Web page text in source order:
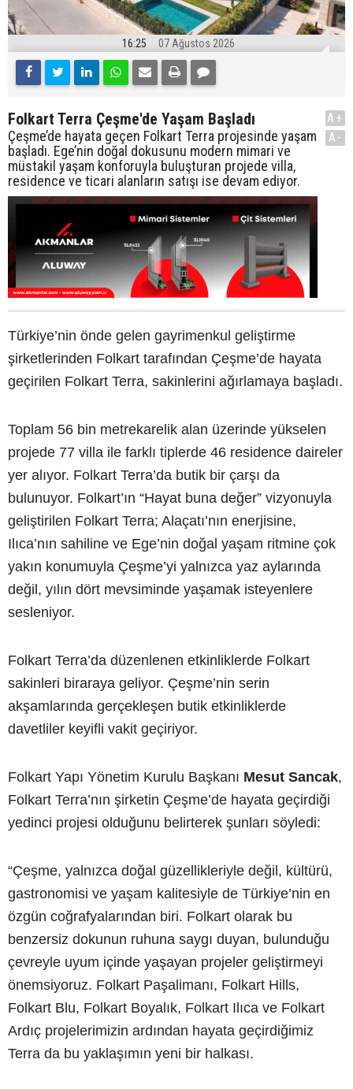
16:25 07 Ağustos 2026
Folkart Terra Çeşme'de Yaşam Başladı
Çeşme’de hayata geçen Folkart Terra projesinde yaşam
başladı. Ege’nin doğal dokusunu modern mimari ve
müstakil yaşam konforuyla buluşturan projede villa,
residence ve ticari alanların satışı ise devam ediyor.
A+
A-
Türkiye’nin önde gelen gayrimenkul geliştirme
şirketlerinden Folkart tarafından Çeşme’de hayata
geçirilen Folkart Terra, sakinlerini ağırlamaya başladı.
Toplam 56 bin metrekarelik alan üzerinde yükselen
projede 77 villa ile farklı tiplerde 46 residence daireler
yer alıyor. Folkart Terra’da butik bir çarşı da
bulunuyor. Folkart’ın “Hayat buna değer” vizyonuyla
geliştirilen Folkart Terra; Alaçatı’nın enerjisine,
Ilıca’nın sahiline ve Ege’nin doğal yaşam ritmine çok
yakın konumuyla Çeşme’yi yalnızca yaz aylarında
değil, yılın dört mevsiminde yaşamak isteyenlere
sesleniyor.
Folkart Terra’da düzenlenen etkinliklerde Folkart
sakinleri biraraya geliyor. Çeşme’nin serin
akşamlarında gerçekleşen butik etkinliklerde
davetliler keyifli vakit geçiriyor.
Folkart Yapı Yönetim Kurulu Başkanı Mesut Sancak,
Folkart Terra’nın şirketin Çeşme’de hayata geçirdiği
yedinci projesi olduğunu belirterek şunları söyledi:
“Çeşme, yalnızca doğal güzellikleriyle değil, kültürü,
gastronomisi ve yaşam kalitesiyle de Türkiye’nin en
özgün coğrafyalarından biri. Folkart olarak bu
benzersiz dokunun ruhuna saygı duyan, bulunduğu
çevreyle uyum içinde yaşayan projeler geliştirmeyi
önemsiyoruz. Folkart Paşalimanı, Folkart Hills,
Folkart Blu, Folkart Boyalık, Folkart Ilıca ve Folkart
Ardıç projelerimizin ardından hayata geçirdiğimiz
Terra da bu yaklaşımın yeni bir halkası.